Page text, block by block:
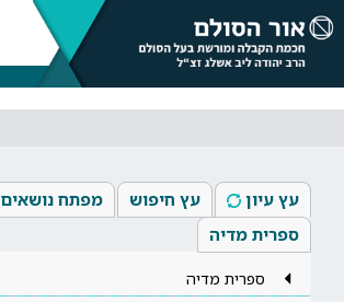
עץ עיון עץ חיפוש
מפתח נושאים
ספרית מדיה
ספרית מדיה